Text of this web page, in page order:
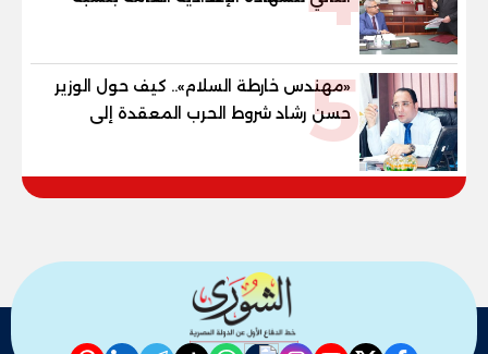
والنور للمكفوفين
5
«مهندس خارطة السلام».. كيف حول الوزير
حسن رشاد شروط الحرب المعقدة إلى
"خارطة طريق" للانسحاب والإعمار؟